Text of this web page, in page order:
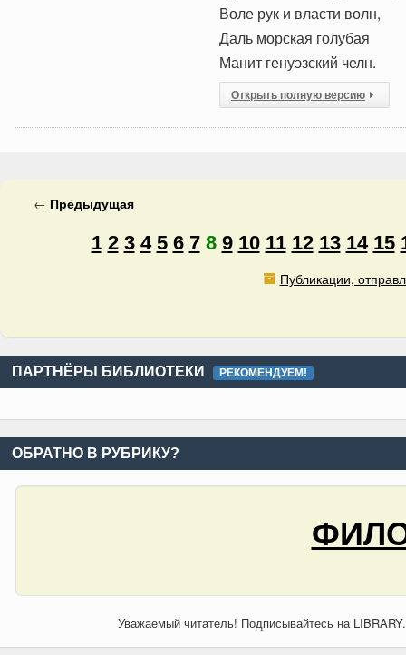
Воле рук и власти волн,
Даль морская голубая
Манит генуэзский челн.
Открыть полную версию
← Предыдущая
1 2 3 4 5 6 7 8 9 10 11 12 13 14 15
Публикации,
ПАРТНЁРЫ БИБЛИОТЕКИ РЕКОМЕНДУЕМ!
ОБРАТНО В РУБРИКУ?
Уважаемый читатель! Подписывайтесь на